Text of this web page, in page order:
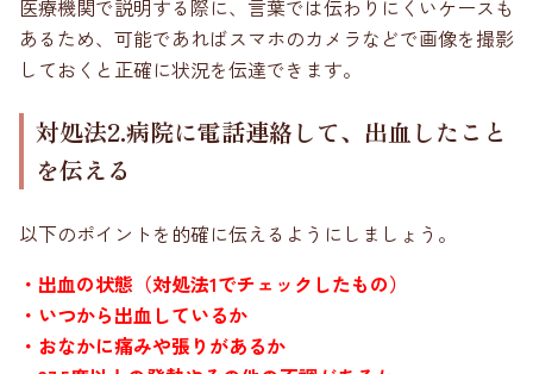
医療機関で説明する際に、言葉では伝わりにくいケースも
あるため、可能であればスマホのカメラなどで画像を撮影
しておくと正確に状況を伝達できます。
対処法2.病院に電話連絡して、出血したこと
を伝える
以下のポイントを的確に伝えるようにしましょう。
・出血の状態（対処法1でチェックしたもの）
・いつから出血しているか
・おなかに痛みや張りがあるか